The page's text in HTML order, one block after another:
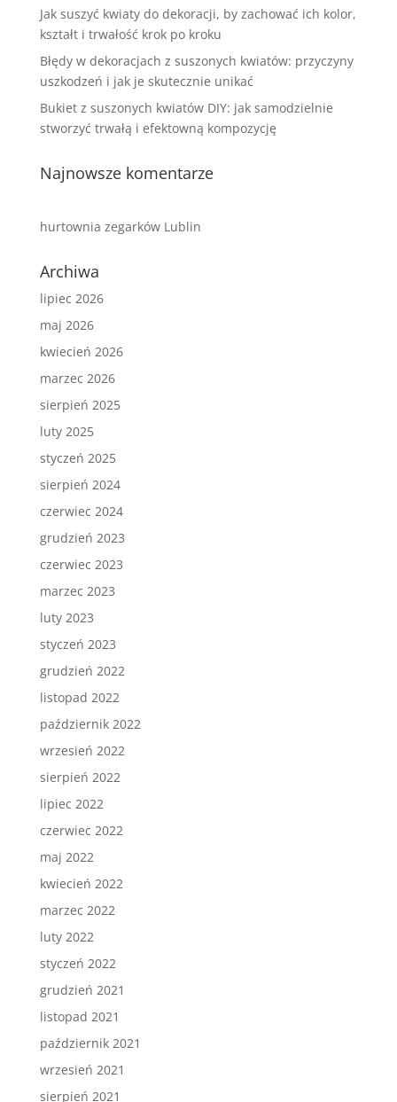
Jak suszyć kwiaty do dekoracji, by zachować ich kolor,
kształt i trwałość krok po kroku
Błędy w dekoracjach z suszonych kwiatów: przyczyny
uszkodzeń i jak je skutecznie unikać
Bukiet z suszonych kwiatów DIY: jak samodzielnie
stworzyć trwałą i efektowną kompozycję
Najnowsze komentarze
hurtownia zegarków Lublin
Archiwa
lipiec 2026
maj 2026
kwiecień 2026
marzec 2026
sierpień 2025
luty 2025
styczeń 2025
sierpień 2024
czerwiec 2024
grudzień 2023
czerwiec 2023
marzec 2023
luty 2023
styczeń 2023
grudzień 2022
listopad 2022
październik 2022
wrzesień 2022
sierpień 2022
lipiec 2022
czerwiec 2022
maj 2022
kwiecień 2022
marzec 2022
luty 2022
styczeń 2022
grudzień 2021
listopad 2021
październik 2021
wrzesień 2021
sierpień 2021